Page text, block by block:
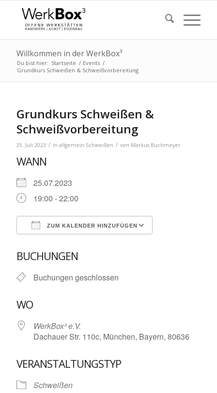
Willkommen in der WerkBox³
Du bist hier: Startseite / Events /
Grundkurs Schweißen & Schweißvorbereitung
Grundkurs Schweißen &
Schweißvorbereitung
25. Juli 2023 / in allgemein Schweißen / von Markus Buchmeyer
WANN
25.07.2023
19:00 - 22:00
ZUM KALENDER HINZUFÜGEN
BUCHUNGEN
Buchungen geschlossen
WO
WerkBox³ e.V.
Dachauer Str. 110c, München, Bayern, 80636
VERANSTALTUNGSTYP
Schweißen